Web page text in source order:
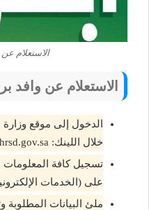
الاستعلام عن
الاستعلام عن وافد
الدخول إلى موقع وزارة
خلال اللينك: https://hrsd.gov.sa/
تسجيل كافة المعلومات
على (الخدمات
ملئ البيانات المطلوبة